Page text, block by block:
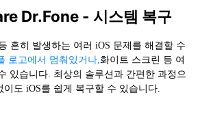
Dr.Fone - 시스템 복구
흔히 발생하는 여러 iOS 문제를 해결할 수
로고에서 멈춰있거나, 화이트 스크린 등 여
있습니다. 최상의 솔루션과 간편한 과정으
이도 iOS를 쉽게 복구할 수 있습니다.